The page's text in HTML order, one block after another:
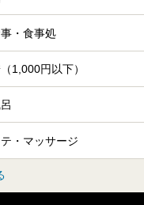
・食事処
1,000円以下）
・マッサージ